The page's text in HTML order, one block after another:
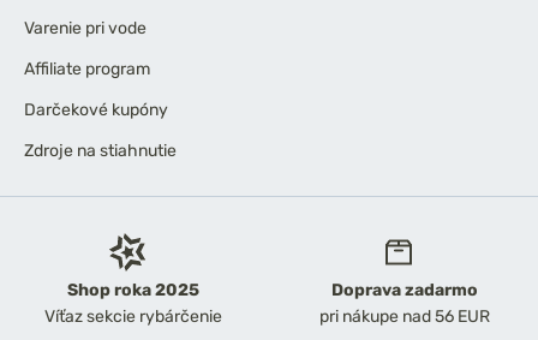
Shop roka 2025
Víťaz sekcie rybárčenie
Doprava zadarmo
pri nákupe nad 56 EUR
Varenie pri vode
Affiliate program
Darčekové kupóny
Zdroje na stiahnutie